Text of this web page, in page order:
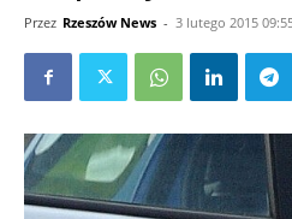
Przez Rzeszów News - 3 lutego 2015